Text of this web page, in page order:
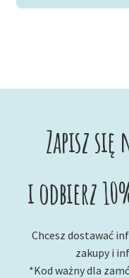
Zapisz
i odbierz
Chcesz dostawać
zakupy i
*Kod ważny dla